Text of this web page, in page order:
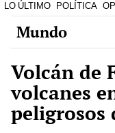
LO ÚLTIMO POLÍTICA
Mundo
Volcán de
volcanes
peligrosos